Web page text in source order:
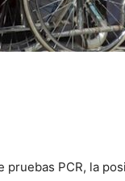
pruebas PCR, la